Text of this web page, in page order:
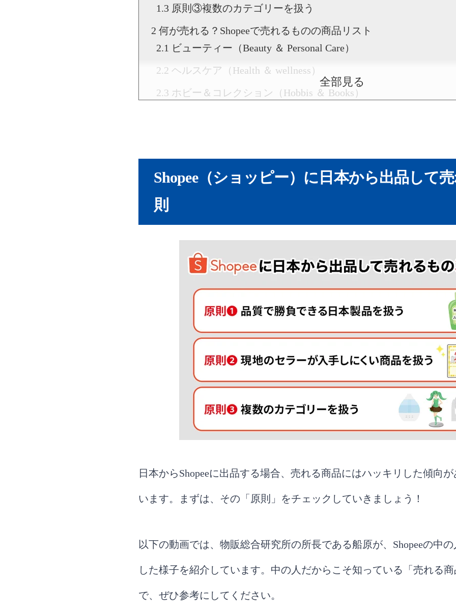
原則③複数のカテゴリーを扱う
何が売れる？Shopeeで売れるものの商品リスト
ビューティー（Beauty ＆ Personal Care）
ヘルスケア（Health ＆ wellness）
ホビー＆コレクション（Hobbis ＆ Books）
ホーム＆リビング（Home ＆ Living）
フード＆飲料（Food ＆ Veverages）
Shopeeで売れる商品を見つける方法
競合分析のポイント
商品選定時の注意点
各国のトレンドやニーズの理解
価格設定の考え方
Shopeeでの代表的なプロモーション方
Discount Promotion（割引設定）
Voucher（割引券）
Shopee Ads（ショッピー広告）
Shopeeで売れない時は？販売成功のためのポイント
顧客レビューの重要性と管理方法
在庫管理と物流のポイント
全部見る
Shopee（ショッピー）に日本から出品して
則
日本からShopeeに出品する場合、売れる商品にはハッキリした傾向
います。まずは、その「原則」をチェックしていきましょう！
以下の動画では、物販総合研究所の所長である船原が、Shopeeの中
した様子を紹介しています。中の人だからこそ知っている「売れる
で、ぜひ参考にしてください。